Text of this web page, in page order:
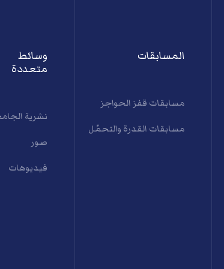
المسابقات
مسابقات قفز الحواجز
مسابقات القدرة والتحمّل
وسائط
متعددة
نشرية
صور
فيديوهات